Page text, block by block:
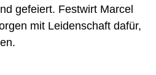
gefeiert. Festwirt Marcel
mit Leidenschaft dafür,